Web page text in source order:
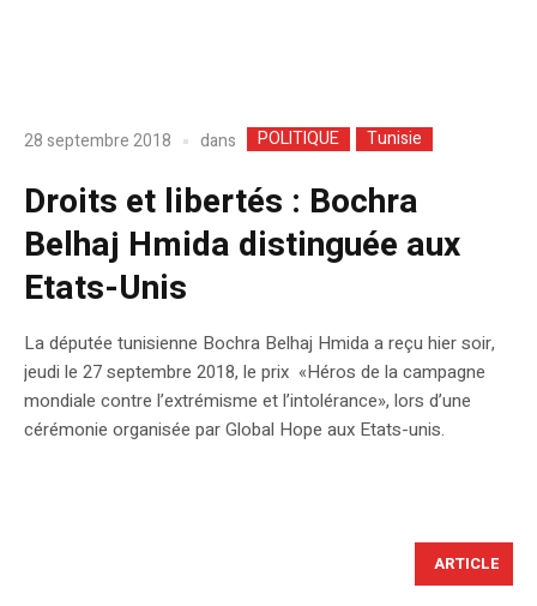
28 septembre 2018 dans POLITIQUE Tunisie
Droits et libertés : Bochra
Belhaj Hmida distinguée aux
Etats-Unis
La députée tunisienne Bochra Belhaj Hmida a reçu hier soir,
jeudi le 27 septembre 2018, le prix «Héros de la campagne
mondiale contre l’extrémisme et l’intolérance», lors d’une
cérémonie organisée par Global Hope aux Etats-unis.
ARTICLE